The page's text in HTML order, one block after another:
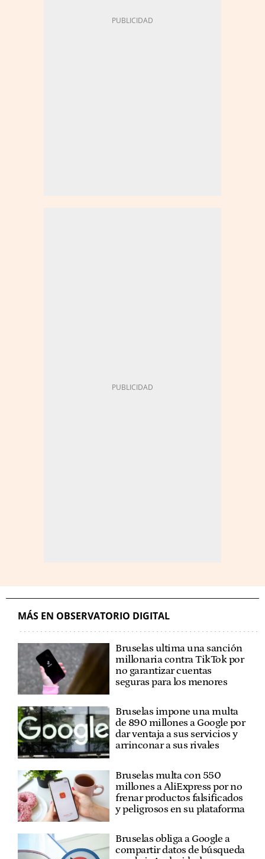
MÁS EN OBSERVATORIO DIGITAL
Bruselas ultima una sanción
millonaria contra TikTok por
no garantizar cuentas
seguras para los menores
Bruselas impone una multa
de 890 millones a Google por
dar ventaja a sus servicios y
arrinconar a sus rivales
Bruselas multa con 550
millones a AliExpress por no
frenar productos falsificados
y peligrosos en su plataforma
Bruselas obliga a Google a
compartir datos de búsqueda